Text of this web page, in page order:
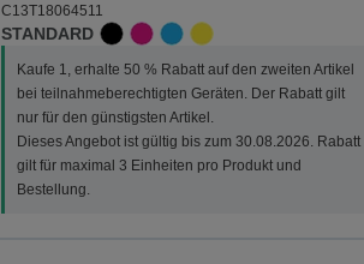
C13T18064511
STANDARD
Kaufe 1, erhalte 50 % Rabatt auf den zweiten Artikel
bei teilnahmeberechtigten Geräten. Der Rabatt gilt
nur für den günstigsten Artikel.
Dieses Angebot ist gültig bis zum 30.08.2026. Rabatt
gilt für maximal 3 Einheiten pro Produkt und
Bestellung.